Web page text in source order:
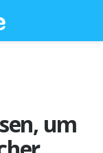
um